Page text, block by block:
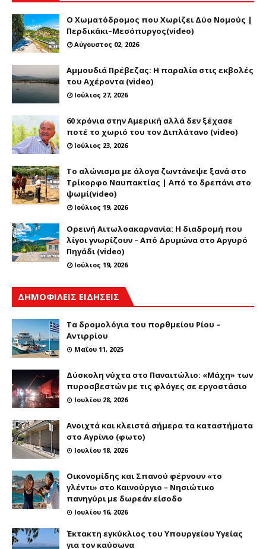
Ο Χωματόδρομος που Χωρίζει Δύο Νομούς |
Περδικάκι–Μεσόπυργος(video)
Αύγουστος 02, 2026
Αμμουδιά Πρέβεζας: Η παραλία στις εκβολές
του Αχέροντα (video)
Ιούλιος 27, 2026
60 xρόνια στην Αμερική αλλά δεν ξέχασε
ποτέ το χωριό του τον Διπλάτανο (video)
Ιούλιος 23, 2026
Το αλώνισμα με άλογα ζωντάνεψε ξανά στο
Τρίκορφο Ναυπακτίας | Από το δρεπάνι στο
ψωμί(video)
Ιούλιος 19, 2026
Ορεινή Αιτωλοακαρνανία: Η διαδρομή που
λίγοι γνωρίζουν – Από Δρυμώνα στο Αργυρό
Πηγάδι (video)
Ιούλιος 19, 2026
ΔΗΜΟΦΙΛΕΙΣ ΕΙΔΗΣΕΙΣ
Τα δρομολόγια του πορθμείου Ρίου –
Αντιρρίου
Μαΐου 11, 2025
Δύσκολη νύχτα στο Παναιτώλιο: «Μάχη» των
πυροσβεστών με τις φλόγες σε εργοστάσιο
Ιουλίου 28, 2026
Ανοιχτά και κλειστά σήμερα τα καταστήματα
στο Αγρίνιο (φωτο)
Ιουλίου 18, 2026
Οικονομίδης και Σπανού φέρνουν «το
γλέντι» στο Καινούργιο – Νησιώτικο
πανηγύρι με δωρεάν είσοδο
Ιουλίου 16, 2026
Έκτακτη εγκύκλιος του Υπουργείου Υγείας
για τον καύσωνα